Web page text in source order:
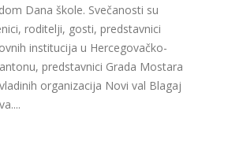
Dana škole. Svečanosti su
roditelji, gosti, predstavnici
institucija u Hercegovačko-
predstavnici Grada Mostara
organizacija Novi val Blagaj